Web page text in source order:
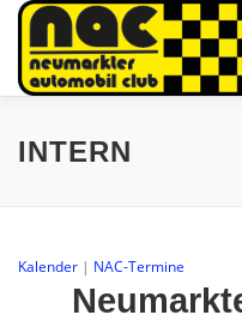
Zum
springen
HOME
INTERN
Kalender | NAC-Termine